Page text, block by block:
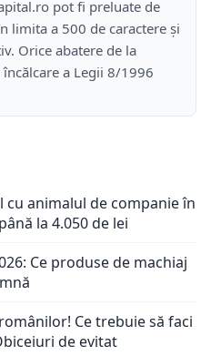
pot fi preluate de
limita a 500 de caractere și
Orice abatere de la
a Legii 8/1996
cu animalul de companie în
la 4.050 de lei
Ce produse de machiaj
Ce trebuie să faci
de evitat